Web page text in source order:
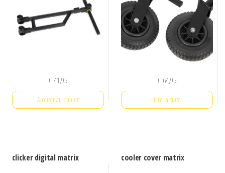
€41,95
Ajouter au panier
€ 64,95
Lire la suite
clicker digital matrix cooler cover matrix